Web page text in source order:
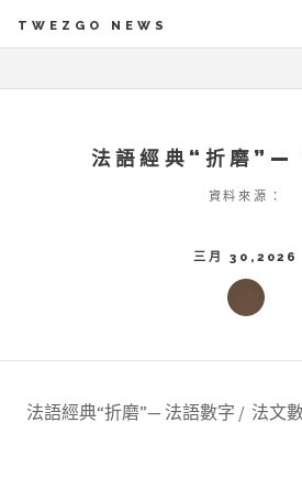
TWEZGO NEWS
法語經典“折磨”—
資料來源：
三月 30,2026
法語經典“折磨”— 法語數字 / 法文